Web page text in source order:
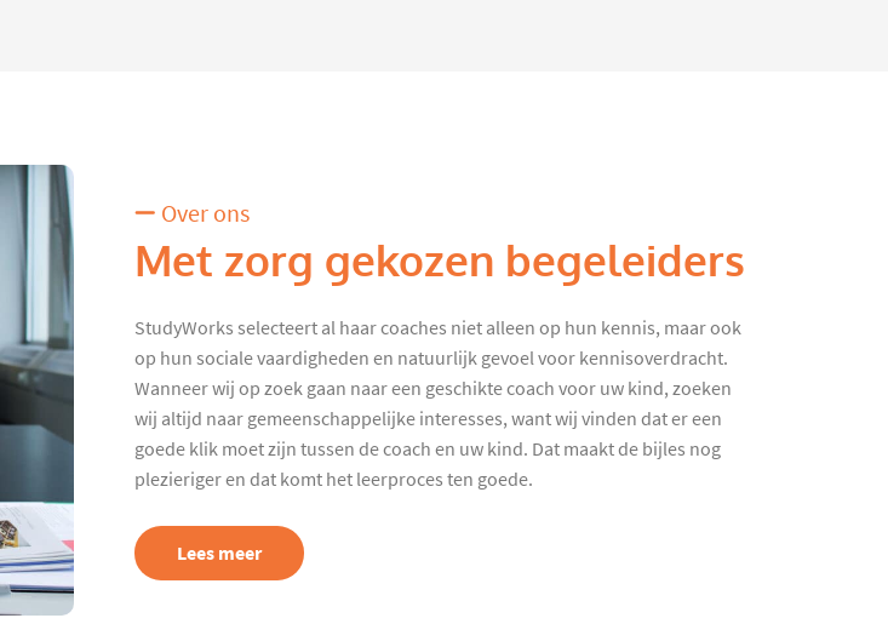
Over ons
Met zorg gekozen begeleiders
StudyWorks selecteert al haar coaches niet alleen op hun kennis, maar ook
op hun sociale vaardigheden en natuurlijk gevoel voor kennisoverdracht.
Wanneer wij op zoek gaan naar een geschikte coach voor uw kind, zoeken
wij altijd naar gemeenschappelijke interesses, want wij vinden dat er een
goede klik moet zijn tussen de coach en uw kind. Dat maakt de bijles nog
plezieriger en dat komt het leerproces ten goede.
Lees meer